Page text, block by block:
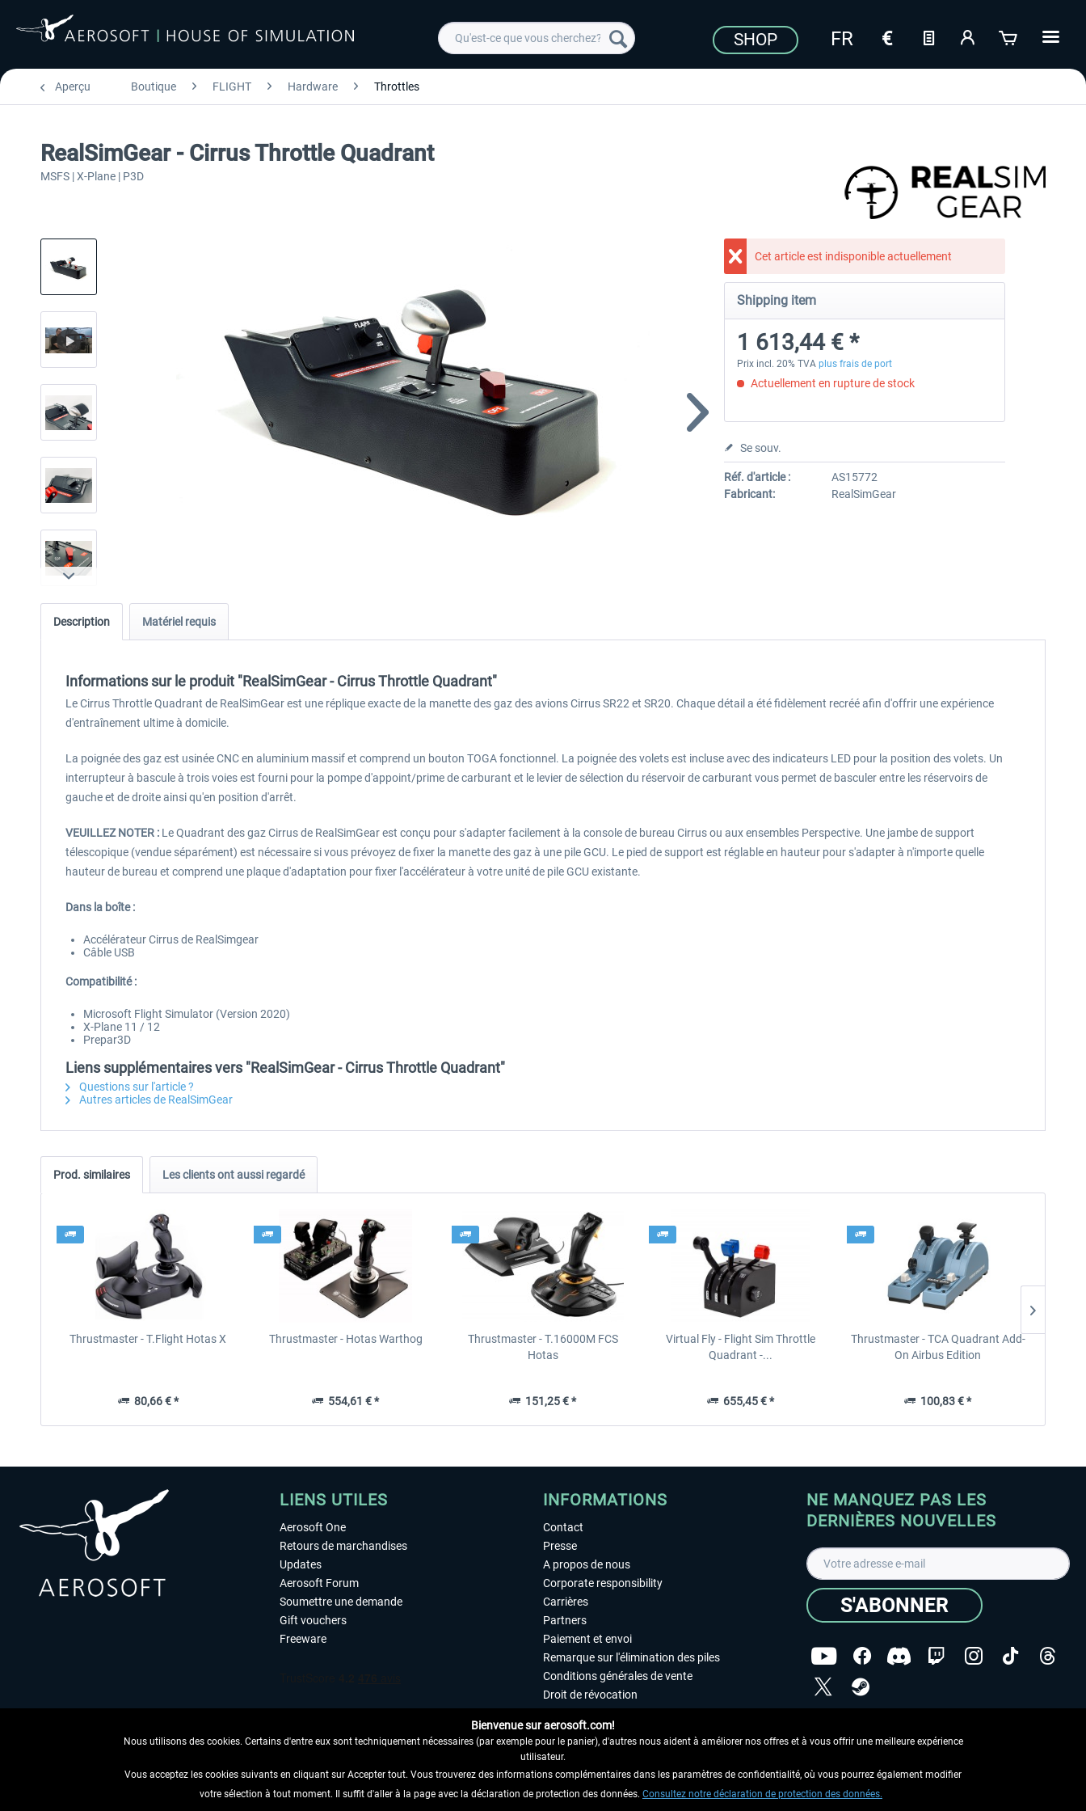
SHOP
Aperçu Boutique FLIGHT Hardware Throttles
RealSimGear - Cirrus Throttle Quadrant
MSFS | X-Plane | P3D
Cet article est indisponible actuellement
Shipping item
1 613,44 € *
Prix incl. 20% TVA plus frais de port
Actuellement en rupture de stock
Se souv.
Réf. d'article :
AS15772
Fabricant:
RealSimGear
Description Matériel requis
Informations sur le produit "RealSimGear - Cirrus Throttle Quadrant"
Le Cirrus Throttle Quadrant de RealSimGear est une réplique exacte de la manette des gaz des avions Cirrus SR22 et SR20. Chaque détail a été fidèlement recréé afin d'offrir une expérience
d'entraînement ultime à domicile.
La poignée des gaz est usinée CNC en aluminium massif et comprend un bouton TOGA fonctionnel. La poignée des volets est incluse avec des indicateurs LED pour la position des volets. Un
interrupteur à bascule à trois voies est fourni pour la pompe d'appoint/prime de carburant et le levier de sélection du réservoir de carburant vous permet de basculer entre les réservoirs de
gauche et de droite ainsi qu'en position d'arrêt.
VEUILLEZ NOTER : Le Quadrant des gaz Cirrus de RealSimGear est conçu pour s'adapter facilement à la console de bureau Cirrus ou aux ensembles Perspective. Une jambe de support
télescopique (vendue séparément) est nécessaire si vous prévoyez de fixer la manette des gaz à une pile GCU. Le pied de support est réglable en hauteur pour s'adapter à n'importe quelle
hauteur de bureau et comprend une plaque d'adaptation pour fixer l'accélérateur à votre unité de pile GCU existante.
Dans la boîte :
Accélérateur Cirrus de RealSimgear
Câble USB
Compatibilité :
Microsoft Flight Simulator (Version 2020)
X-Plane 11 / 12
Prepar3D
Liens supplémentaires vers "RealSimGear - Cirrus Throttle Quadrant"
Questions sur l'article ?
Autres articles de RealSimGear
Prod. similaires Les clients ont aussi regardé
Thrustmaster - T.Flight Hotas X
80,66 € *
Thrustmaster - Hotas Warthog
554,61 € *
Thrustmaster - T.16000M FCS
Hotas
151,25 € *
Virtual Fly - Flight Sim Throttle
Quadrant -...
655,45 € *
Thrustmaster - TCA Quadrant Add-
On Airbus Edition
100,83 € *
LIENS UTILES
Aerosoft One
Retours de marchandises
Updates
Aerosoft Forum
Soumettre une demande
Gift vouchers
Freeware
RENONCER AU CONTRAT ICI
INFORMATIONS
Contact
Presse
A propos de nous
Corporate responsibility
Carrières
Partners
Paiement et envoi
Remarque sur l'élimination des piles
Conditions générales de vente
Droit de révocation
Accessibilité
Mentions légales
NE MANQUEZ PAS LES
DERNIÈRES NOUVELLES
S'ABONNER
Copyright © Aerosoft GmbH - Tous droits réservés
Bienvenue sur aerosoft.com!
Nous utilisons des cookies. Certains d'entre eux sont techniquement nécessaires (par exemple pour le panier), d'autres nous aident à améliorer nos offres et à vous offrir une meilleure expérience
utilisateur.
Vous acceptez les cookies suivants en cliquant sur Accepter tout. Vous trouverez des informations complémentaires dans les paramètres de confidentialité, où vous pourrez également modifier
votre sélection à tout moment. Il suffit d'aller à la page avec la déclaration de protection des données. Consultez notre déclaration de protection des données.